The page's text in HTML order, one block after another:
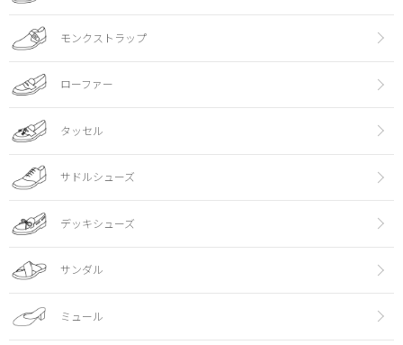
モンクストラップ
ローファー
タッセル
サドルシューズ
デッキシューズ
サンダル
ミュール